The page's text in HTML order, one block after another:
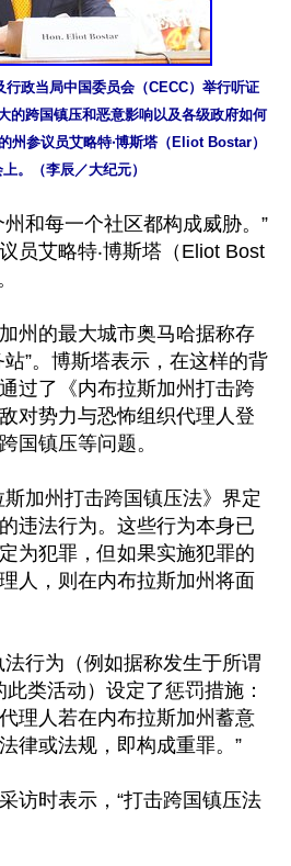
行政当局中国委员会（CECC）举行听证
的跨国镇压和恶意影响以及各级政府如何
州参议员艾略特‧博斯塔（Eliot Bostar）
。（李辰／大纪元）
和每一个社区都构成威胁。”
员艾略特‧博斯塔（Eliot Bost
州的最大城市奥马哈据称存
”。博斯塔表示，在这样的背
过了《内布拉斯加州打击跨
对势力与恐怖组织代理人登
国镇压等问题。
加州打击跨国镇压法》界定
违法行为。这些行为本身已
为犯罪，但如果实施犯罪的
人，则在内布拉斯加州将面
行为（例如据称发生于所谓
此类活动）设定了惩罚措施：
理人若在内布拉斯加州蓄意
律或法规，即构成重罪。”
访时表示，“打击跨国镇压法